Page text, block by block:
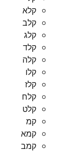
קלא
קלב
קלג
קלד
קלה
קלו
קלז
קלח
קלט
קמ
קמא
קמב